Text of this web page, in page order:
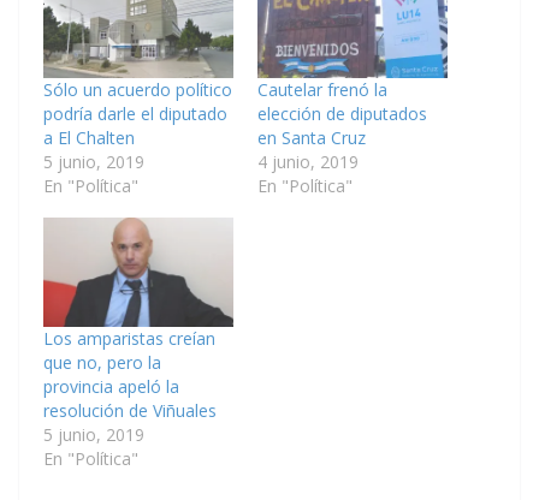
Sólo un acuerdo político
podría darle el diputado
a El Chalten
5 junio, 2019
En "Política"
Cautelar frenó la
elección de diputados
en Santa Cruz
4 junio, 2019
En "Política"
Los amparistas creían
que no, pero la
provincia apeló la
resolución de Viñuales
5 junio, 2019
En "Política"